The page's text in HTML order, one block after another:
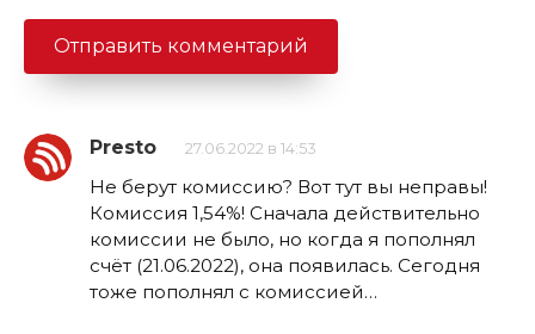
Presto 27.06.2022 в 14:53
Не берут комиссию? Вот тут вы неправы!
Комиссия 1,54%! Сначала действительно
комиссии не было, но когда я пополнял
счёт (21.06.2022), она появилась. Сегодня
тоже пополнял с комиссией…